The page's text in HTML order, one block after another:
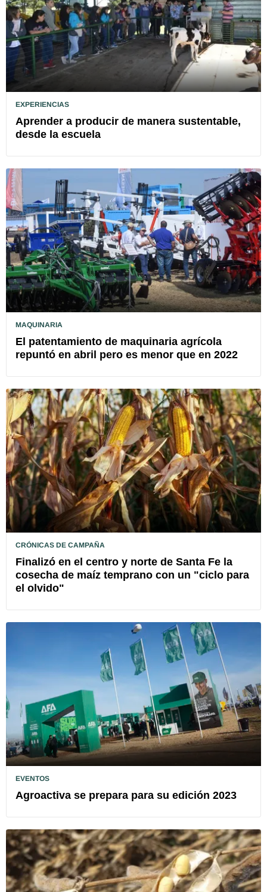
EXPERIENCIAS
Aprender a producir de manera sustentable,
desde la escuela
MAQUINARIA
El patentamiento de maquinaria agrícola
repuntó en abril pero es menor que en 2022
CRÓNICAS DE CAMPAÑA
Finalizó en el centro y norte de Santa Fe la
cosecha de maíz temprano con un "ciclo para
el olvido"
EVENTOS
Agroactiva se prepara para su edición 2023